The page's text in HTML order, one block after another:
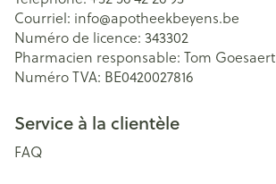
Courriel: info@apotheekbeyens.be
Numéro de licence: 343302
Pharmacien responsable: Tom Goesaert
Numéro TVA: BE0420027816
Service à la clientèle
FAQ